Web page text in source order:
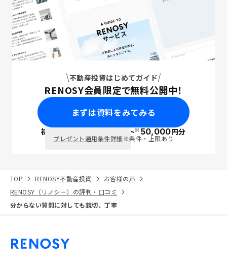
不動産投資はじめてガイド
RENOSY会員限定で無料公開中！
まずは資料をみてみる
初回面談で ポイント※50,000円分
プレゼント適用条件詳細※条件・上限あり
TOP RENOSY不動産投資
お客様の声
RENOSY（リノシー）の評判・口コミ
分からない質問に対しても親切、丁寧